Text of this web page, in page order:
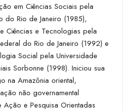
em Ciências Sociais pela
do Rio de Janeiro (1985),
Ciências e Tecnologias pela
do Rio de Janeiro (1992) e
Social pela Universidade
Sorbonne (1998). Iniciou sua
na Amazônia oriental,
não governamental
e Pesquisa Orientadas